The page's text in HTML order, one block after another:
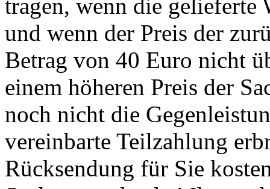
tragen, wenn die gelieferte
und wenn der Preis der
Betrag von 40 Euro nicht
einem höheren Preis der
noch nicht die
vereinbarte Teilzahlung
Rücksendung für Sie